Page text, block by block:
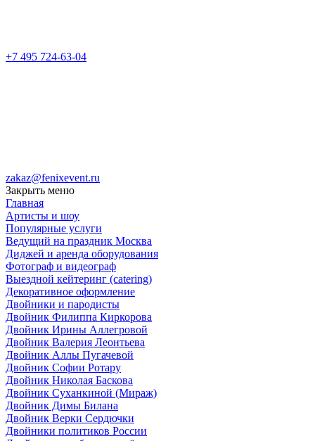
+7 495 724-63-04
zakaz@fenixevent.ru
Закрыть меню
Главная
Артисты и шоу
Популярные услуги
Ведущий на праздник Москва
Диджей и аренда оборудования
Фотограф и видеограф
Выездной кейтеринг (catering)
Декоративное оформление
Двойники и пародисты
Двойник Филиппа Киркорова
Двойник Ирины Аллегровой
Двойник Валерия Леонтьева
Двойник Аллы Пугачевой
Двойник Софии Ротару
Двойник Николая Баскова
Двойник Суханкиной (Мираж)
Двойник Димы Билана
Двойник Верки Сердючки
Двойники политиков России